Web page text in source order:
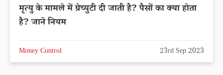
मृत्यु के मामले में ग्रेच्युटी दी जाती है? पैसों का क्या होता
है? जाने नियम
Money Control 23rd Sep 2023